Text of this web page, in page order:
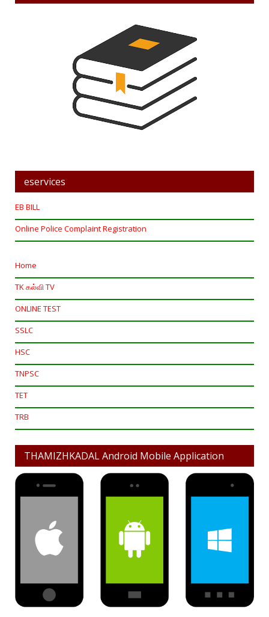
eservices
EB BILL
Online Police Complaint Registration
Home
TK கல்வி TV
ONLINE TEST
SSLC
HSC
TNPSC
TET
TRB
THAMIZHKADAL Android Mobile Application